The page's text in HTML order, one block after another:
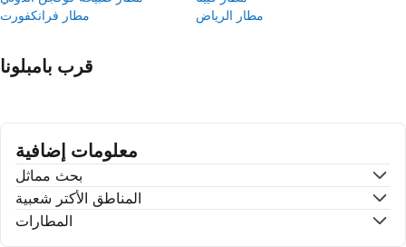
مطار فرانكفورت
مطار الرياض
قرب بامبلونا
معلومات إضافية
بحث مماثل
المناطق الأكتر شعبية
المطارات